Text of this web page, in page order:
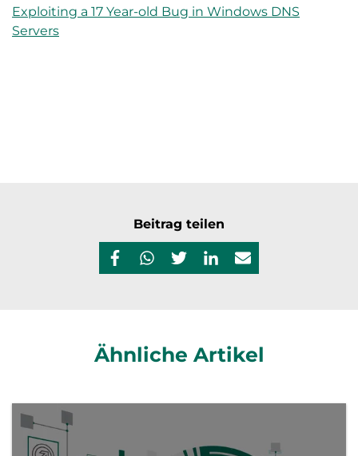
Exploiting a 17 Year-old Bug in Windows DNS
Servers
Beitrag teilen
Ähnliche Artikel